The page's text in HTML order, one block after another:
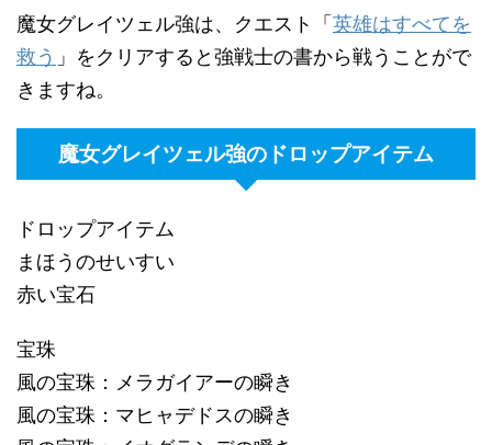
魔女グレイツェル強は、クエスト「 英雄はすべてを
救う 」をクリアすると強戦士の書から戦うことがで
きますね。
魔女グレイツェル強のドロップアイテム
ドロップアイテム
まほうのせいすい
赤い宝石
宝珠
風の宝珠：メラガイアーの瞬き
風の宝珠：マヒャデドスの瞬き